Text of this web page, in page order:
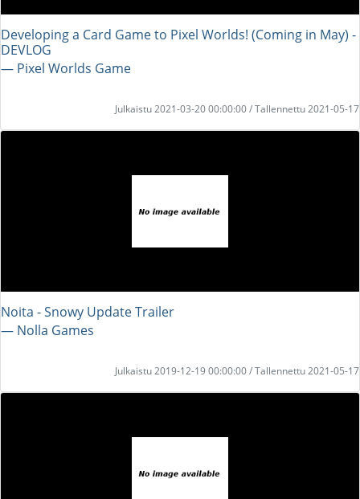
Developing a Card Game to Pixel Worlds! (Coming in May) -
DEVLOG
― Pixel Worlds Game
Julkaistu 2021-03-20 00:00:00 / Tallennettu 2021-05-17
Noita - Snowy Update Trailer
― Nolla Games
Julkaistu 2019-12-19 00:00:00 / Tallennettu 2021-05-17